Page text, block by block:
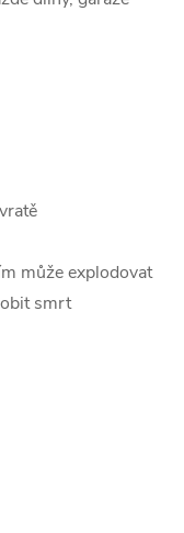
může explodovat
smrt